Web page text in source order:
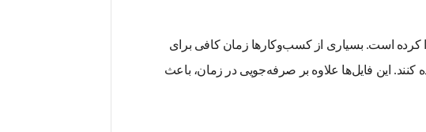
کرده است. بسیاری از کسب‌وکارها زمان کافی برای
کنند. این فایل‌ها علاوه بر صرفه‌جویی در زمان، باعث